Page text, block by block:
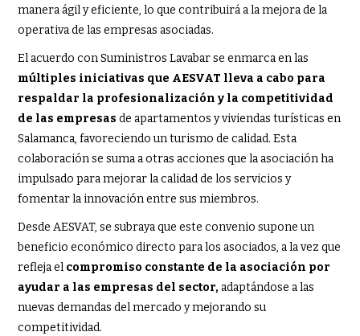
manera ágil y eficiente, lo que contribuirá a la mejora de la
operativa de las empresas asociadas.
El acuerdo con Suministros Lavabar se enmarca en las
múltiples iniciativas que AESVAT lleva a cabo para
respaldar la profesionalización y la competitividad
de las empresasde apartamentos y viviendas turísticas en
Salamanca, favoreciendo un turismo de calidad. Esta
colaboración se suma a otras acciones que la asociación ha
impulsado para mejorar la calidad de los servicios y
fomentar la innovación entre sus miembros.
Desde AESVAT, se subraya que este convenio supone un
beneficio económico directo para los asociados, a la vez que
refleja el compromiso constante de la asociación por
ayudar a las empresas del sector,adaptándose a las
nuevas demandas del mercado y mejorando su
competitividad.